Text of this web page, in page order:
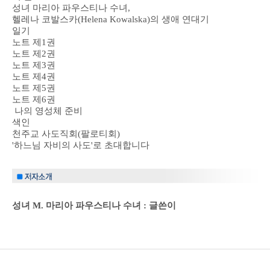
성녀 마리아 파우스티나 수녀,
헬레나 코발스카(Helena Kowalska)의 생애 연대기
일기
노트 제1권
노트 제2권
노트 제3권
노트 제4권
노트 제5권
노트 제6권
나의 영성체 준비
색인
천주교 사도직회(팔로티회)
'하느님 자비의 사도'로 초대합니다
성녀 M. 마리아 파우스티나 수녀 : 글쓴이